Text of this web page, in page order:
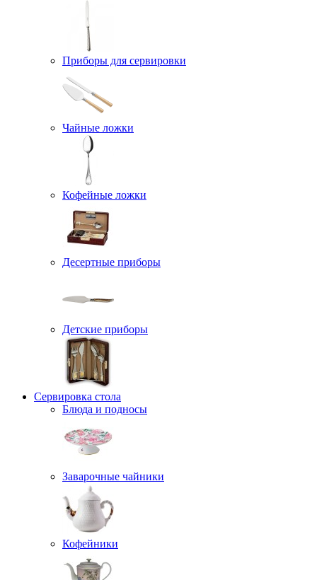
Приборы для сервировки
Чайные ложки
Кофейные ложки
Десертные приборы
Детские приборы
Сервировка стола
Блюда и подносы
Заварочные чайники
Кофейники